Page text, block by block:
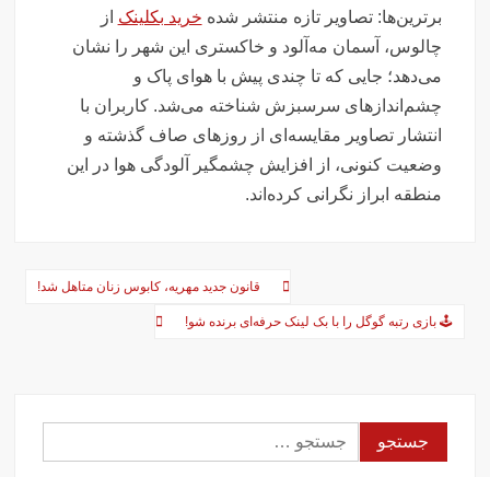
تصاویر تصادف زنجیره‌ای ۱۲ خودرو در تهران
سفر فوری وزیر خارجه پاکستان درباره توافق ایران
اولین جلسه امنیتی ایران و امارات پس از جنگ؟!
جاسوسی اسرائیل از مقامات آمریکا در خصوص ایران
سفره عقدی که با پهپاد در میدان انقلاب برپا شد
این سه نفر بد اخلاق‌ترین ایرانی‌های ۲۴ ساعت اخیر هستند
جزئیات ناآرامیِ امروز در خیابان جمهوری تهران
برترین‌ها: تصاویر تازه منتشر شده خرید بکلینک از
چالوس، آسمان مه‌آلود و خاکستری این شهر را نشان
می‌دهد؛ جایی که تا چندی پیش با هوای پاک و
چشم‌اندازهای سرسبزش شناخته می‌شد. کاربران با
انتشار تصاویر مقایسه‌ای از روزهای صاف گذشته و
وضعیت کنونی، از افزایش چشمگیر آلودگی هوا در این
منطقه ابراز نگرانی کرده‌اند.
نوشته‌ها
قانون جدید مهریه، کابوس زنان متاهل شد!
🕹️ بازی رتبه گوگل را با بک لینک حرفه‌ای برنده شو!
جستجو
برای: